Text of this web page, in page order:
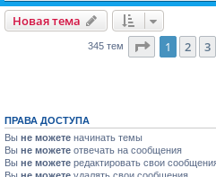
Новая тема
345 тем Страница
1 2 3
ПРАВА ДОСТУПА
Вы не можете начинать темы
Вы не можете отвечать на сообщения
Вы не можете редактировать свои
Вы не можете удалять свои сообщения